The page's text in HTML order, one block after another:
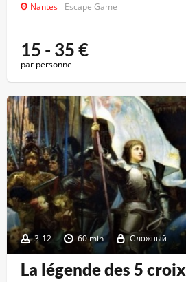
Nantes Escape Game
15 - 35€
par personne
3-12 60 min Сложный
La légende des 5 croix